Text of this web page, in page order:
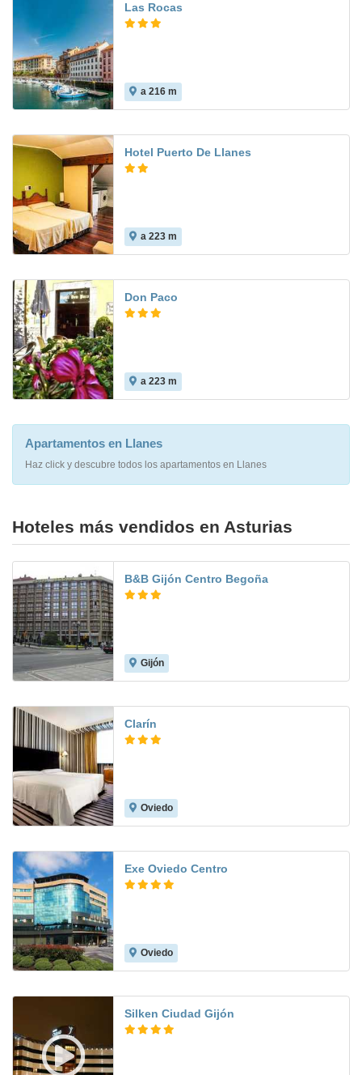
Las Rocas
a 216 m
Hotel Puerto De Llanes
a 223 m
Don Paco
a 223 m
Apartamentos en Llanes
Haz click y descubre todos los apartamentos en Llanes
Hoteles más vendidos en Asturias
B&B Gijón Centro Begoña
Gijón
Clarín
Oviedo
Exe Oviedo Centro
Oviedo
Silken Ciudad Gijón